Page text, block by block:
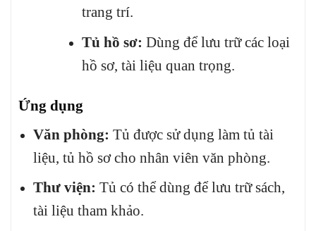
trang trí.
Tủ hồ sơ: Dùng để lưu trữ các loại
hồ sơ, tài liệu quan trọng.
Ứng dụng
Văn phòng: Tủ được sử dụng làm tủ tài
liệu, tủ hồ sơ cho nhân viên văn phòng.
Thư viện: Tủ có thể dùng để lưu trữ sách,
tài liệu tham khảo.